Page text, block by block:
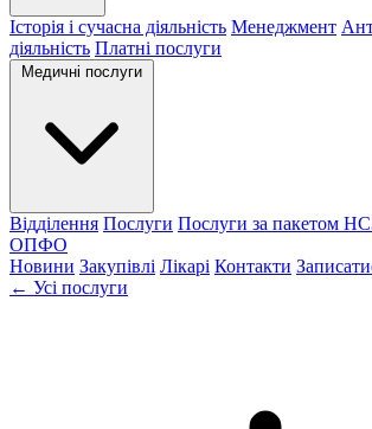
Історія і сучасна діяльність Менеджмент
діяльність Платні послуги
Медичні послуги
Відділення Послуги Послуги за пакетом
ОПФО
Новини Закупівлі Лікарі Контакти
← Усі послуги